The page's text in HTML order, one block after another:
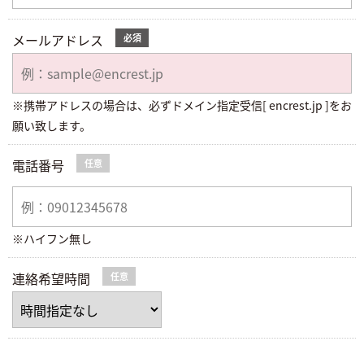
メールアドレス 必須
※携帯アドレスの場合は、必ずドメイン指定受信[ encrest.jp ]をお
願い致します。
電話番号 任意
※ハイフン無し
連絡希望時間 任意